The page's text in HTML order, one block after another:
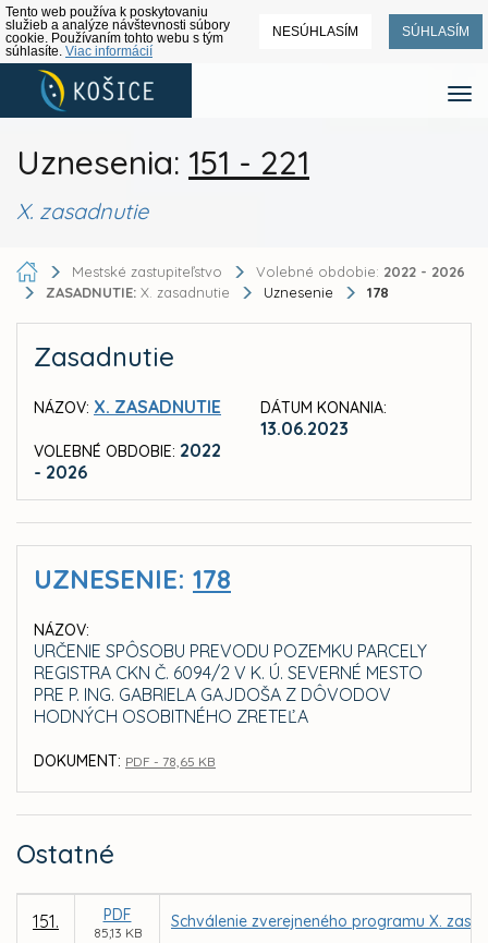
Tento web používa k poskytovaniu
služieb a analýze návštevnosti súbory
cookie. Používaním tohto webu s tým
súhlasíte. Viac informácií
NESÚHLASÍM SÚHLASÍM
Uznesenia: 151 - 221
X. zasadnutie
Mestské zastupiteľstvo Volebné obdobie: 2022 - 2026
ZASADNUTIE: X. zasadnutie Uznesenie 178
Zasadnutie
NÁZOV: X. ZASADNUTIE
VOLEBNÉ OBDOBIE: 2022
- 2026
DÁTUM KONANIA:
13.06.2023
UZNESENIE: 178
NÁZOV:
URČENIE SPÔSOBU PREVODU POZEMKU PARCELY
REGISTRA CKN Č. 6094/2 V K. Ú. SEVERNÉ MESTO
PRE P. ING. GABRIELA GAJDOŠA Z DÔVODOV
HODNÝCH OSOBITNÉHO ZRETEĽA
DOKUMENT: PDF - 78,65 KB
Ostatné
151. PDF
85,13 KB
Schválenie zverejneného programu X.